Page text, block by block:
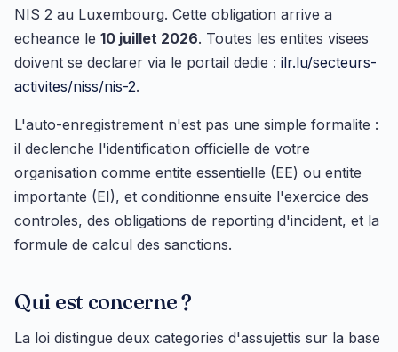
NIS 2 au Luxembourg. Cette obligation arrive a
echeance le 10 juillet 2026. Toutes les entites visees
doivent se declarer via le portail dedie : ilr.lu/secteurs-
activites/niss/nis-2.
L'auto-enregistrement n'est pas une simple formalite :
il declenche l'identification officielle de votre
organisation comme entite essentielle (EE) ou entite
importante (EI), et conditionne ensuite l'exercice des
controles, des obligations de reporting d'incident, et la
formule de calcul des sanctions.
Qui est concerne ?
La loi distingue deux categories d'assujettis sur la base